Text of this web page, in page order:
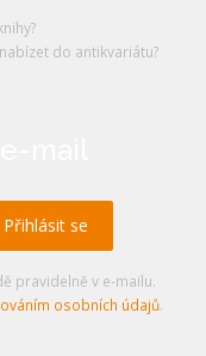
do antikvariátu?
pravidelně v e-mailu.
osobních údajů.